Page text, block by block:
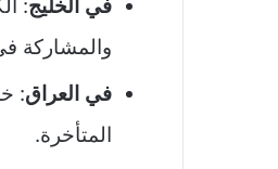
في الخليج:
والمشاركة
في العراق:
المتأخرة.